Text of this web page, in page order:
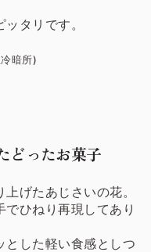
タリです。
暗所)
どったお菓子
げたあじさいの花。
ひねり再現してあり
とした軽い食感としつ